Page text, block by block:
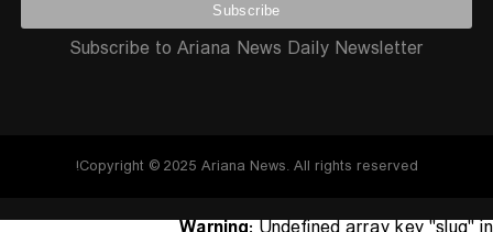
Subscribe to Ariana News Daily Newsletter
Copyright © 2025 Ariana News. All rights reserved!